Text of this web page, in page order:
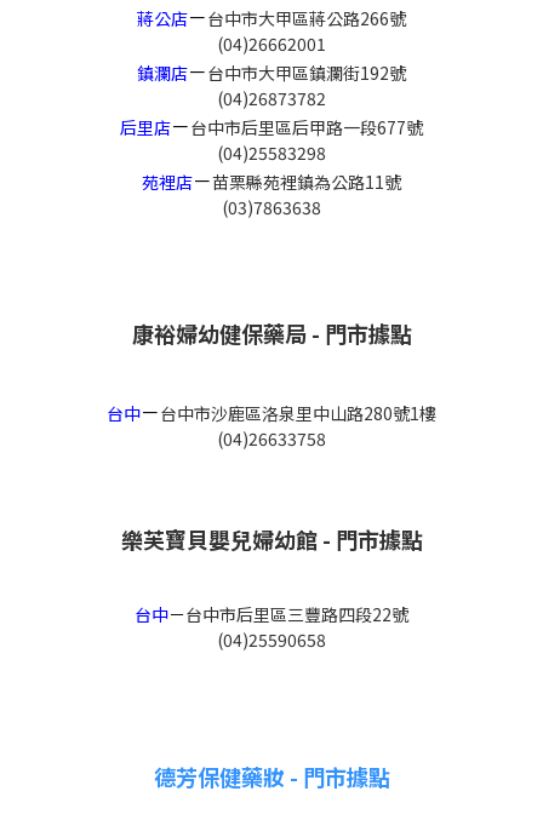
蔣公店－台中市大甲區蔣公路266號
(04)26662001
鎮瀾店－台中市大甲區鎮瀾街192號
(04)26873782
后里店－台中市后里區后甲路一段677號
(04)25583298
苑裡店－苗栗縣苑裡鎮為公路11號
(03)7863638
康裕婦幼健保藥局 - 門市據點
台中－台中市沙鹿區洛泉里中山路280號1樓
(04)26633758
樂芙寶貝嬰兒婦幼館 - 門市據點
台中－台中市后里區三豐路四段22號
(04)25590658
德芳保健藥妝 - 門市據點